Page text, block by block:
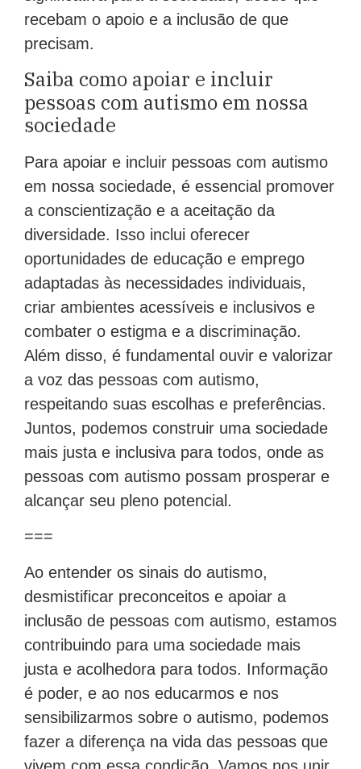
recebam o apoio e a inclusão de que
precisam.
Saiba como apoiar e incluir
pessoas com autismo em nossa
sociedade
Para apoiar e incluir pessoas com autismo
em nossa sociedade, é essencial promover
a conscientização e a aceitação da
diversidade. Isso inclui oferecer
oportunidades de educação e emprego
adaptadas às necessidades individuais,
criar ambientes acessíveis e inclusivos e
combater o estigma e a discriminação.
Além disso, é fundamental ouvir e valorizar
a voz das pessoas com autismo,
respeitando suas escolhas e preferências.
Juntos, podemos construir uma sociedade
mais justa e inclusiva para todos, onde as
pessoas com autismo possam prosperar e
alcançar seu pleno potencial.
===
Ao entender os sinais do autismo,
desmistificar preconceitos e apoiar a
inclusão de pessoas com autismo, estamos
contribuindo para uma sociedade mais
justa e acolhedora para todos. Informação
é poder, e ao nos educarmos e nos
sensibilizarmos sobre o autismo, podemos
fazer a diferença na vida das pessoas que
vivem com essa condição. Vamos nos unir